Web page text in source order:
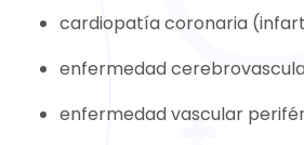
cardiopatía coronaria
enfermedad
enfermedad vascular